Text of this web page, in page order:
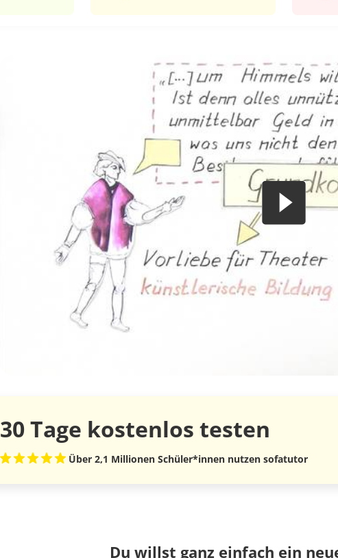
30 Tage kostenlos testen
Über 2,1 Millionen Schüler*innen nutzen sofatutor
Du willst ganz einfach ein